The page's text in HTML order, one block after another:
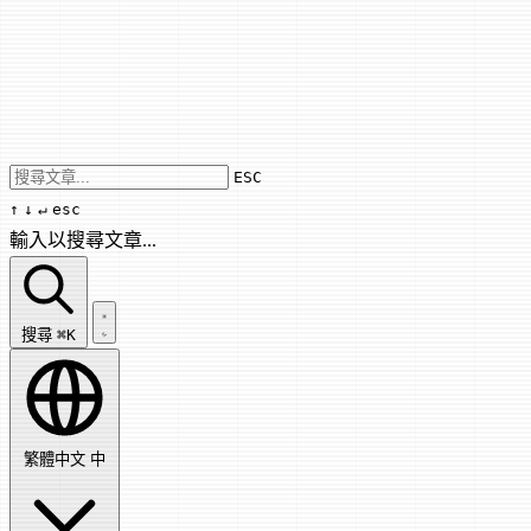
Use arrow keys to navigate results,
ESC
↑ ↓ ↵ esc
輸入以搜尋文章...
搜尋文章...
搜尋 ⌘K
繁體中文 中